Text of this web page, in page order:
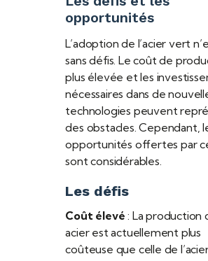
opportunités
L’adoption de l’acier vert
sans défis. Le coût de
plus élevée et les
nécessaires dans de
technologies peuvent
des obstacles. Cependant,
opportunités offertes par
sont considérables.
Les défis
Coût élevé : La production
acier est actuellement plus
coûteuse que celle de